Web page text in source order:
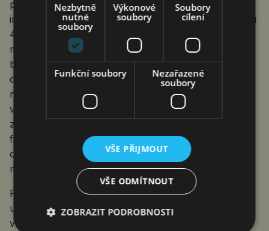
připojení přes kabelové sítě nebo fixní bezdrátový
internet. Celkem byly ke konci loňského roku v Česku
4 miliony aktivních přístupů k internetu z pevného
místa, z nichž se téměř 30 % realizovalo pomocí
bezdrátového přístupu ve volných pásmech
označovaných jako wifi. Tento podíl je zdaleka
nejvyšší ze všech zemí EU. Na konci roku 2023
využívalo toto bezdrátové připojení k internetu
z pevného místa 940 tisíc domácností a 170 tisíc
firem. Pro domácnosti v Česku se stále jedná
o nejčastější způsob připojení k internetu z pevného
místa.
Počet superrychlých fixních internetových přípojek
umožňujících přenos 100 Mbit a více dat za sekundu
vzrostl meziročně o 270 tisíc na 1,8 milionu na konci
Nezbytně
nutné
soubory
Výkonové
soubory
Soubory
cílení
Funkční soubory
Nezařazené
soubory
VŠE PŘIJMOUT
VŠE ODMÍTNOUT
ZOBRAZIT PODROBNOSTI